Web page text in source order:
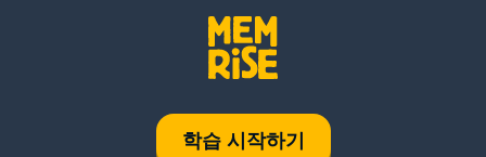
학습 시작하기